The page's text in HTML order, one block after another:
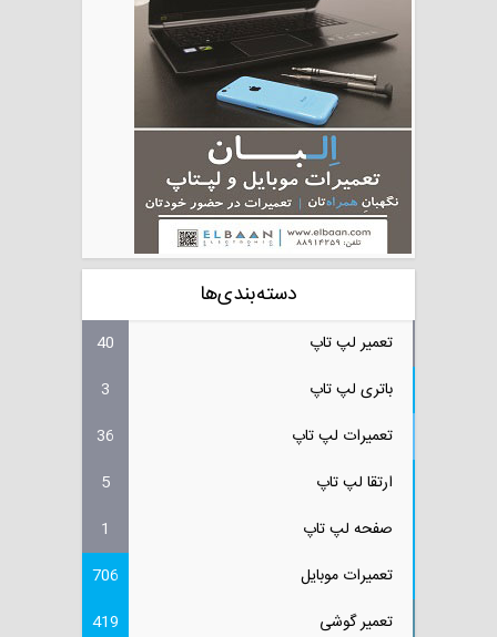
دسته‌بندی‌ها
تعمیر لپ تاپ
40
باتری لپ تاپ
3
تعمیرات لپ تاپ
36
ارتقا لپ تاپ
5
صفحه لپ تاپ
1
تعمیرات موبایل
706
تعمیر گوشی
419